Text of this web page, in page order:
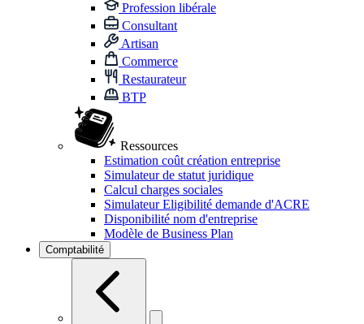
Profession libérale
Consultant
Artisan
Commerce
Restaurateur
BTP
Ressources
Estimation coût création entreprise
Simulateur de statut juridique
Calcul charges sociales
Simulateur Eligibilité demande d'ACRE
Disponibilité nom d'entreprise
Modèle de Business Plan
Comptabilité